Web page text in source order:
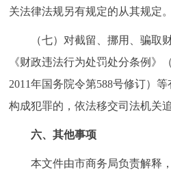
关法律法规另有规定的从其规定。
（七）对截留、挪用、骗取财
《财政违法行为处罚处分条例》
2011年国务院令第588号修订）等
构成犯罪的，依法移交司法机关
六、其他事项
本文件由市商务局负责解释，